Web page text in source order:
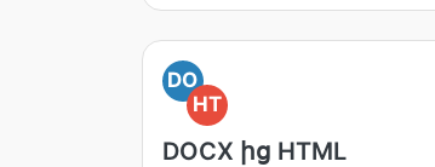
DO
HT
DOCX ից HTML